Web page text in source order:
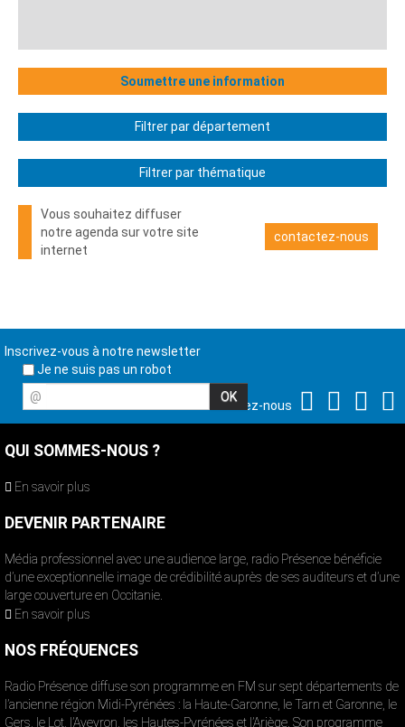
Soumettre une information
Filtrer par département
Filtrer par thématique
Vous souhaitez diffuser
notre agenda sur votre site
internet
contactez-nous
Inscrivez-vous à notre newsletter
Je ne suis pas un robot
@
Suivez-nous
QUI SOMMES-NOUS ?
En savoir plus
DEVENIR PARTENAIRE
Média professionnel avec une audience large, radio Présence bénéficie
d’une exceptionnelle image de crédibilité auprès de ses auditeurs et d’une
large couverture en Occitanie.
En savoir plus
NOS FRÉQUENCES
Radio Présence diffuse son programme en FM sur sept départements de
l’ancienne région Midi-Pyrénées : la Haute-Garonne, le Tarn et Garonne, le
Gers, le Lot, l’Aveyron, les Hautes-Pyrénées et l’Ariège. Son programme